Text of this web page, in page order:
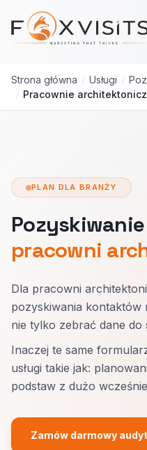
Przejdź do treści głównej
Strona główna / Usługi /
/ Pracownie
PLAN DLA BRANŻY
pracowni
Dla pracowni
pozyskiwania kontaktów
nie tylko zebrać dane do
Inaczej te same
usługi takie jak:
podstaw z dużo
Zamów darmowy audyt